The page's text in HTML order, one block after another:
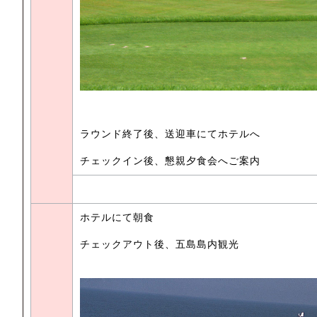
ラウンド終了後、送迎車にてホテルへ
チェックイン後、懇親夕食会へご案内
ホテルにて朝食
チェックアウト後、五島島内観光